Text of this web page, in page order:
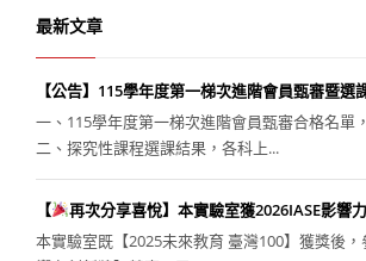
最新文章
【公告】115學年度第一梯次進階會員甄審暨選
一、115學年度第一梯次進階會員甄審合格名單
二、探究性課程選課結果，各科上...
【
再次分享喜悅】本實驗室獲2026IASE影響
本實驗室既【2025未來教育 臺灣100】獲獎後，